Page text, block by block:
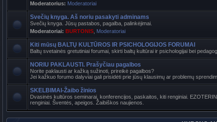
Moderatorius: Moderatoriai
Svečių knyga. Aš noriu pasakyti adminams
Svečių knyga. Jūsų pastabos, pagalba, palinkėjimai.
Moderatoriai: BURTONIS Moderatoriai
Kiti mūsų BALTŲ KULTŪROS IR PSICHOLOGIJOS FORUMAI
Baltų svetainės gretutiniai forumai, skirti baltų kultūrai ir psichologijai bei
NORIU PAKLAUSTI. Prašyčiau pagalbos
Norite paklausti ar kažką sužinoti, prireikė pagalbos?
Jei kažkuo forumo dalyviai gali prisidėti prie jūsų klausimų ar problemų
SKELBIMAI-Žaibo žinios
Dvasinės kultūros seminarai, konferencijos, paskaitos, kiti renginiai.
renginiai. Šventės, apeigos. Žaibiškos naujienos.